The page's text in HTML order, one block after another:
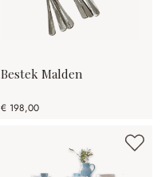
Bestek Malden
€ 198,00